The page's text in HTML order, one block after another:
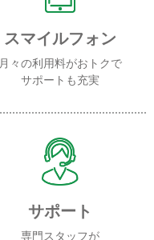
スマイルフォン
月々の利用料がおトクで
サポートも充実
サポート
専門スタッフが